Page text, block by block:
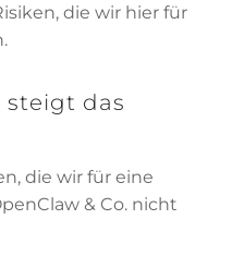
die wir hier für
steigt das
die wir für eine
& Co. nicht